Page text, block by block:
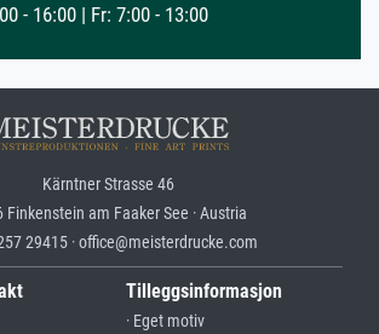
- 16:00 | Fr: 7:00 - 13:00
Kärntner Strasse 46
Finkenstein am Faaker See · Austria
29415 · office@meisterdrucke.com
Tilleggsinformasjon
· Eget motiv